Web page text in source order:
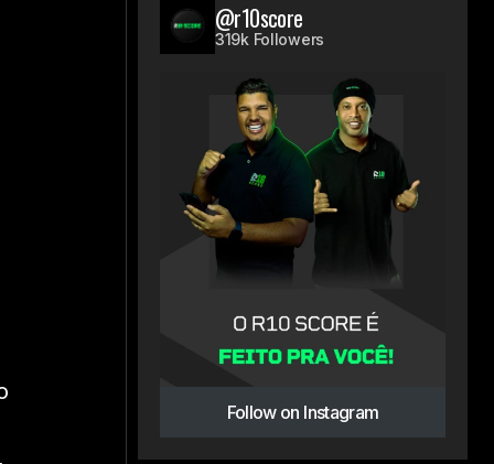
@r10score
319k Followers
Follow on Instagram